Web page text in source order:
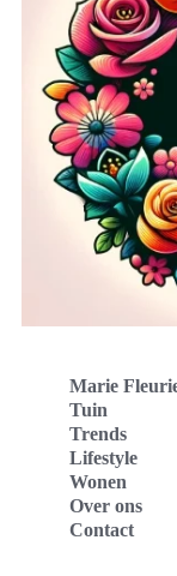
Marie
Tuin
Trends
Lifestyle
Wonen
Over ons
Contact